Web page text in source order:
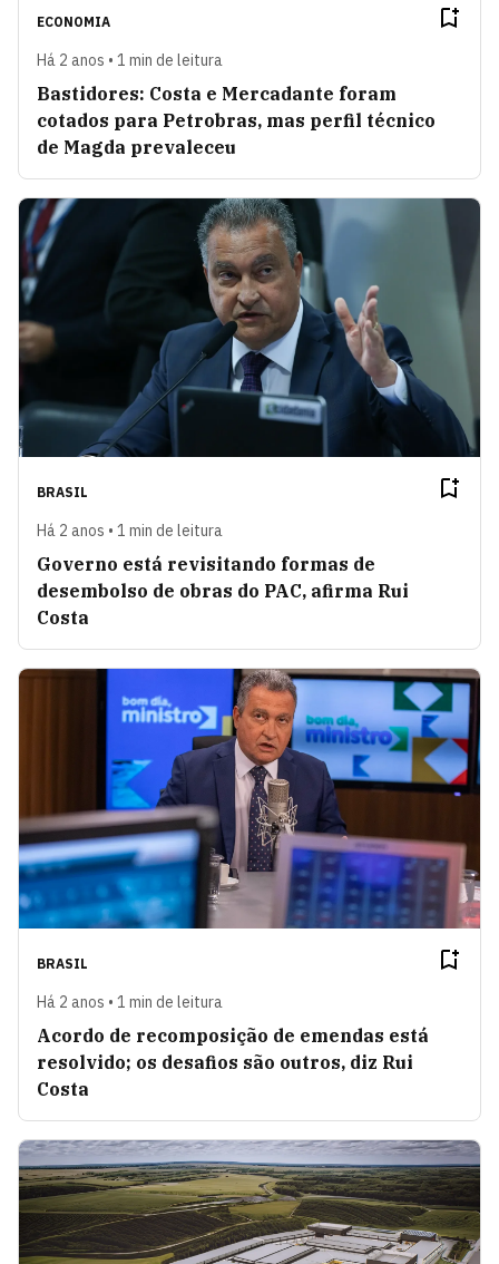
ECONOMIA
Há 2 anos • 1 min de leitura
Bastidores: Costa e Mercadante foram
cotados para Petrobras, mas perfil técnico
de Magda prevaleceu
BRASIL
Há 2 anos • 1 min de leitura
Governo está revisitando formas de
desembolso de obras do PAC, afirma Rui
Costa
BRASIL
Há 2 anos • 1 min de leitura
Acordo de recomposição de emendas está
resolvido; os desafios são outros, diz Rui
Costa